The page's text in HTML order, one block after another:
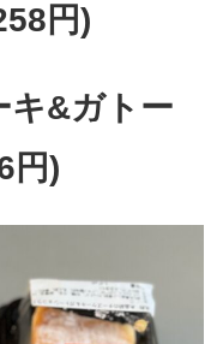
円)
キ&ガトー
円)